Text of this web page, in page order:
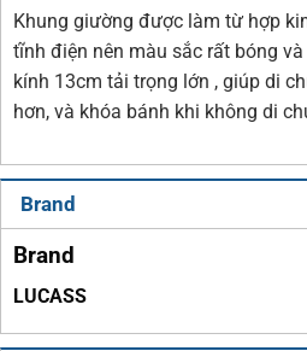
Khung giường được làm từ hợp
tĩnh điện nên màu sắc rất bóng
kính 13cm tải trọng lớn , giúp di
hơn, và khóa bánh khi không di
Brand
Brand
LUCASS